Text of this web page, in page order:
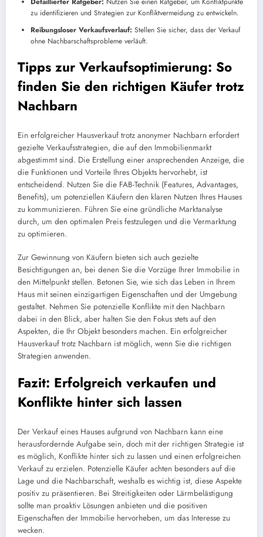
zu identifizieren und Strategien zur Konfliktvermeidung zu entwickeln.
Reibungsloser Verkaufsverlauf: Stellen Sie sicher, dass der Verkauf
ohne Nachbarschaftsprobleme verläuft.
Tipps zur Verkaufsoptimierung: So
finden Sie den richtigen Käufer trotz
Nachbarn
Ein erfolgreicher Hausverkauf trotz anonymer Nachbarn erfordert
gezielte Verkaufsstrategien, die auf den Immobilienmarkt
abgestimmt sind. Die Erstellung einer ansprechenden Anzeige, die
die Funktionen und Vorteile Ihres Objekts hervorhebt, ist
entscheidend. Nutzen Sie die FAB-Technik (Features, Advantages,
Benefits), um potenziellen Käufern den klaren Nutzen Ihres Hauses
zu kommunizieren. Führen Sie eine gründliche Marktanalyse
durch, um den optimalen Preis festzulegen und die Vermarktung
zu optimieren.
Zur Gewinnung von Käufern bieten sich auch gezielte
Besichtigungen an, bei denen Sie die Vorzüge Ihrer Immobilie in
den Mittelpunkt stellen. Betonen Sie, wie sich das Leben in Ihrem
Haus mit seinen einzigartigen Eigenschaften und der Umgebung
gestaltet. Nehmen Sie potenzielle Konflikte mit den Nachbarn
dabei in den Blick, aber halten Sie den Fokus stets auf den
Aspekten, die Ihr Objekt besonders machen. Ein erfolgreicher
Hausverkauf trotz Nachbarn ist möglich, wenn Sie die richtigen
Strategien anwenden.
Fazit: Erfolgreich verkaufen und
Konflikte hinter sich lassen
Der Verkauf eines Hauses aufgrund von Nachbarn kann eine
herausfordernde Aufgabe sein, doch mit der richtigen Strategie ist
es möglich, Konflikte hinter sich zu lassen und einen erfolgreichen
Verkauf zu erzielen. Potenzielle Käufer achten besonders auf die
Lage und die Nachbarschaft, weshalb es wichtig ist, diese Aspekte
positiv zu präsentieren. Bei Streitigkeiten oder Lärmbelästigung
sollte man proaktiv Lösungen anbieten und die positiven
Eigenschaften der Immobilie hervorheben, um das Interesse zu
wecken.